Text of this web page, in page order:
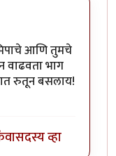
आणि तुमचे
वाढवता भाग
रुतून बसलाय!
सदस्य व्हा